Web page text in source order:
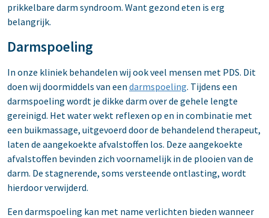
prikkelbare darm syndroom. Want gezond eten is erg
belangrijk.
Darmspoeling
In onze kliniek behandelen wij ook veel mensen met PDS. Dit
doen wij doormiddels van een darmspoeling. Tijdens een
darmspoeling wordt je dikke darm over de gehele lengte
gereinigd. Het water wekt reflexen op en in combinatie met
een buikmassage, uitgevoerd door de behandelend therapeut,
laten de aangekoekte afvalstoffen los. Deze aangekoekte
afvalstoffen bevinden zich voornamelijk in de plooien van de
darm. De stagnerende, soms versteende ontlasting, wordt
hierdoor verwijderd.
Een darmspoeling kan met name verlichten bieden wanneer